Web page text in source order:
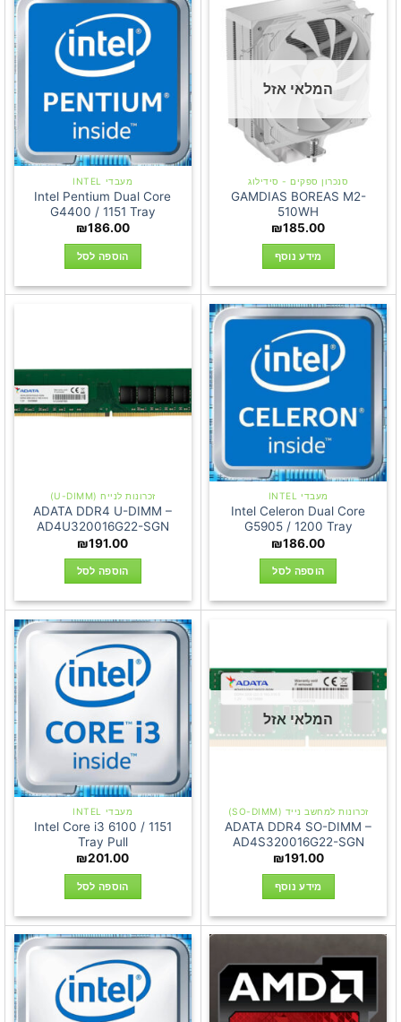
המלאי אזל
סנכרון ספקים - סידילוג
GAMDIAS BOREAS M2-
510WH
₪185.00
מידע נוסף
מעבדי INTEL
Intel Pentium Dual Core
G4400 / 1151 Tray
₪186.00
הוספה לסל
מעבדי INTEL
Intel Celeron Dual Core
G5905 / 1200 Tray
₪186.00
הוספה לסל
זכרונות לנייח (U-DIMM)
ADATA DDR4 U-DIMM –
AD4U320016G22-SGN
₪191.00
הוספה לסל
המלאי אזל
זכרונות למחשב נייד (SO-DIMM)
ADATA DDR4 SO-DIMM –
AD4S320016G22-SGN
₪191.00
מידע נוסף
מעבדי INTEL
Intel Core i3 6100 / 1151
Tray Pull
₪201.00
הוספה לסל